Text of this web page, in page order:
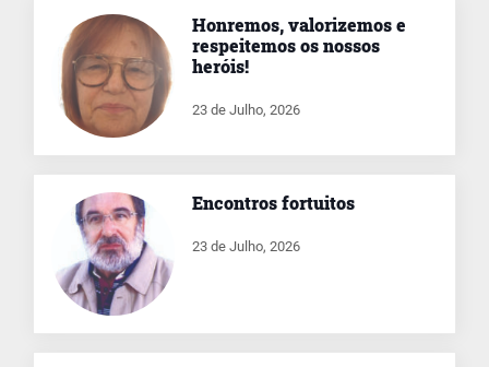
Honremos, valorizemos e
respeitemos os nossos
heróis!
23 de Julho, 2026
Encontros fortuitos
23 de Julho, 2026